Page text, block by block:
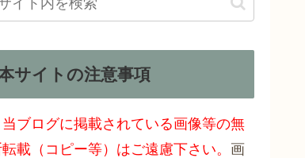
サイトの注意事項
当ブログに掲載されている画像等の無
載（コピー等）はご遠慮下さい。 画